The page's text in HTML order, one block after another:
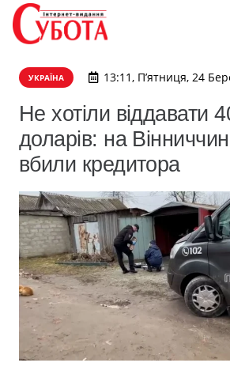
УКРАЇНА 13:11, П’ятниця, 24
Не хотіли віддавати
доларів: на
вбили кредитора